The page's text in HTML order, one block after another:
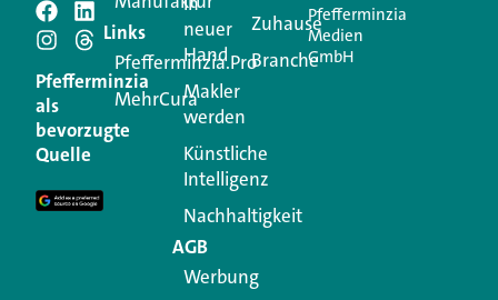
Schreiben Sie einen
Kommentar
Ihre E-Mail-Adresse wird nicht veröffentlicht.
Erforderliche Felder sind mit
Kommentar
Pfefferminzia
als
bevorzugte
Quelle
Links
Pfefferminzia.Pro
MehrCura
neuer
Hand
Makler
werden
Künstliche
Intelligenz
Nachhaltigkeit
AGB
Werbung
Zuhause
Branche
Pfefferminzia
Medien
GmbH